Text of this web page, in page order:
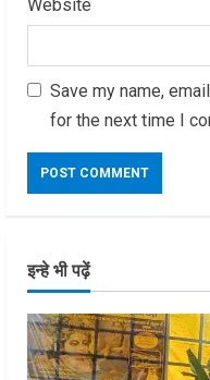
Website
Save my name,
for the next time I
इन्हे भी पढ़ें